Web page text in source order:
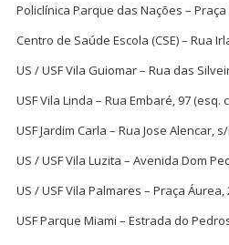
Policlínica Parque das Nações –
Centro de Saúde Escola (CSE) – Rua
US / USF Vila Guiomar – Rua das
USF Vila Linda – Rua Embaré, 97 (esq.
USF Jardim Carla – Rua Jose Alencar,
US / USF Vila Luzita – Avenida Dom
US / USF Vila Palmares – Praça
USF Parque Miami – Estrada do